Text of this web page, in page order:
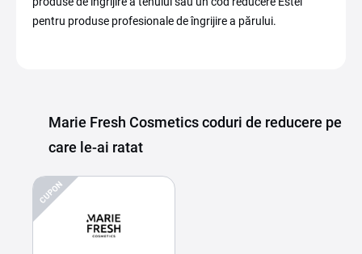
pentru produse profesionale de îngrijire a părului.
Marie Fresh Cosmetics coduri de reducere pe
care le-ai ratat
CUPON